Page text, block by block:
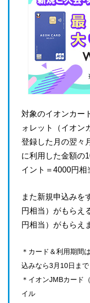
対象のイオンカー
ォレット（イオン
登録した月の翌々
に利用した金額の
イント＝4000円相
また新規申込みを
円相当）がもらえ
円相当）がもらえ
＊カード＆利用期間
込みなら3月10日まで
＊イオンJMBカード
イル